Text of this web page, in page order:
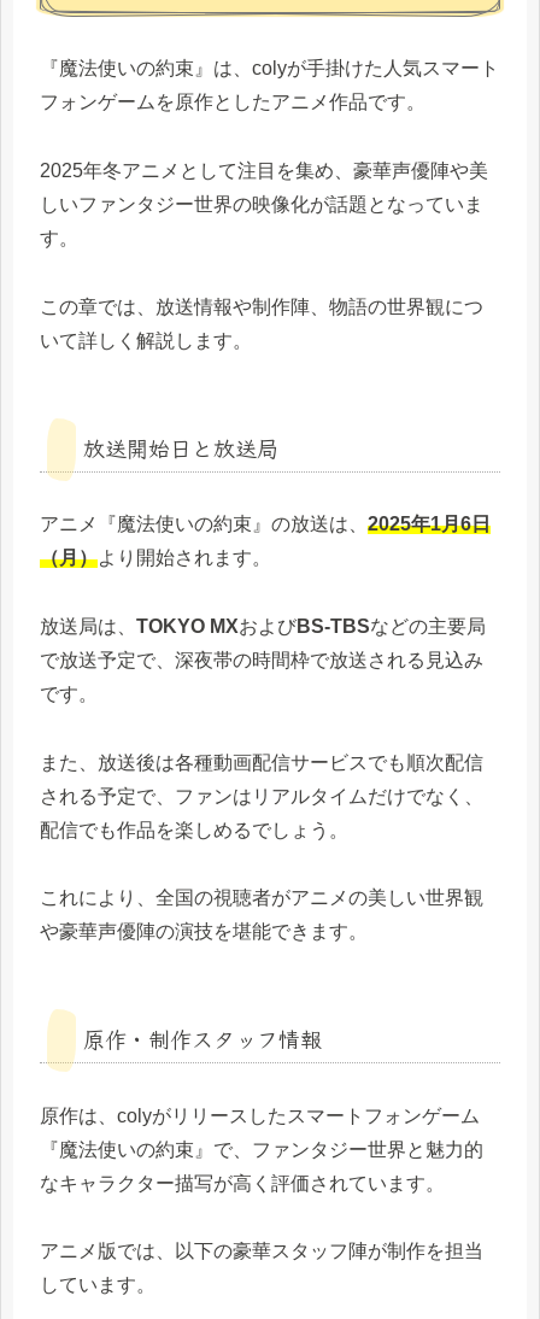
『魔法使いの約束』は、colyが手掛けた人気スマート
フォンゲームを原作としたアニメ作品です。
2025年冬アニメとして注目を集め、豪華声優陣や美
しいファンタジー世界の映像化が話題となっていま
す。
この章では、放送情報や制作陣、物語の世界観につ
いて詳しく解説します。
放送開始日と放送局
アニメ『魔法使いの約束』の放送は、 2025年1月6日
（月）より開始されます。
放送局は、 TOKYO MXおよびBS-TBSなどの主要局
で放送予定で、深夜帯の時間枠で放送される見込み
です。
また、放送後は各種動画配信サービスでも順次配信
される予定で、ファンはリアルタイムだけでなく、
配信でも作品を楽しめるでしょう。
これにより、全国の視聴者がアニメの美しい世界観
や豪華声優陣の演技を堪能できます。
原作・制作スタッフ情報
原作は、colyがリリースしたスマートフォンゲーム
『魔法使いの約束』で、ファンタジー世界と魅力的
なキャラクター描写が高く評価されています。
アニメ版では、以下の豪華スタッフ陣が制作を担当
しています。